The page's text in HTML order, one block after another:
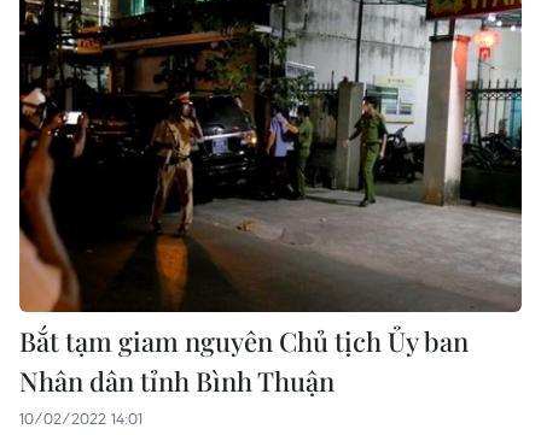
Bắt tạm giam nguyên Chủ tịch Ủy ban
Nhân dân tỉnh Bình Thuận
10/02/2022 14:01